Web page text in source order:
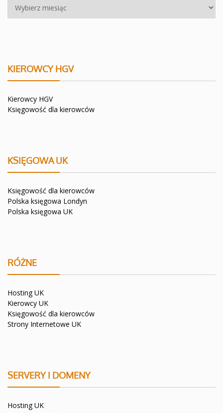
KIEROWCY HGV
Kierowcy HGV
Księgowość dla kierowców
KSIĘGOWA UK
Księgowość dla kierowców
Polska księgowa Londyn
Polska księgowa UK
RÓŻNE
Hosting UK
Kierowcy UK
Księgowość dla kierowców
Strony Internetowe UK
SERVERY I DOMENY
Hosting UK